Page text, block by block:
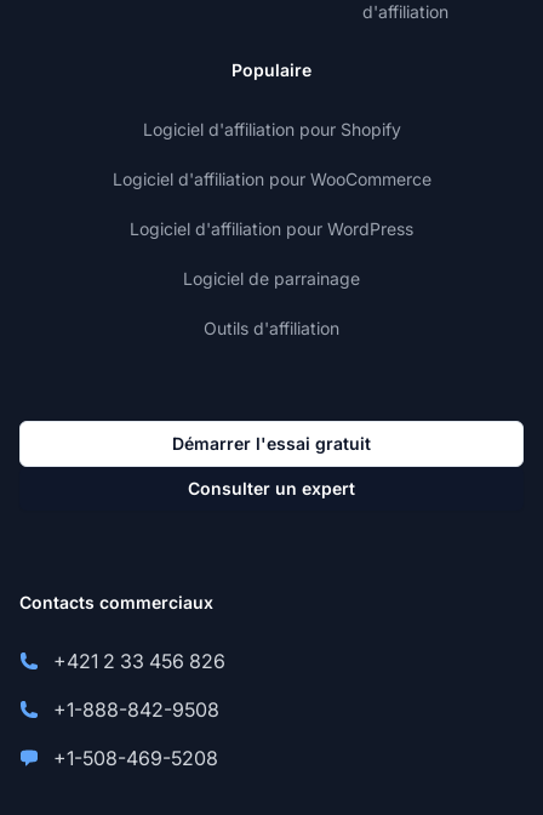
d'affiliation
Populaire
Logiciel d'affiliation pour Shopify
Logiciel d'affiliation pour WooCommerce
Logiciel d'affiliation pour WordPress
Logiciel de parrainage
Outils d'affiliation
Démarrer l'essai gratuit
Consulter un expert
Contacts commerciaux
+421 2 33 456 826
+1-888-842-9508
+1-508-469-5208